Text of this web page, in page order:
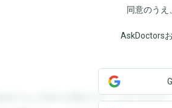
同意のうえ
AskDoctors
登録すると回答を閲覧することができま